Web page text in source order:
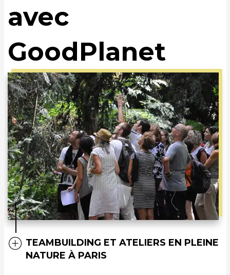
avec
GoodPlanet
TEAMBUILDING ET ATELIERS EN PLEINE
NATURE À PARIS